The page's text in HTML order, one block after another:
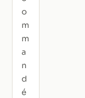
o
m
m
a
n
d
é